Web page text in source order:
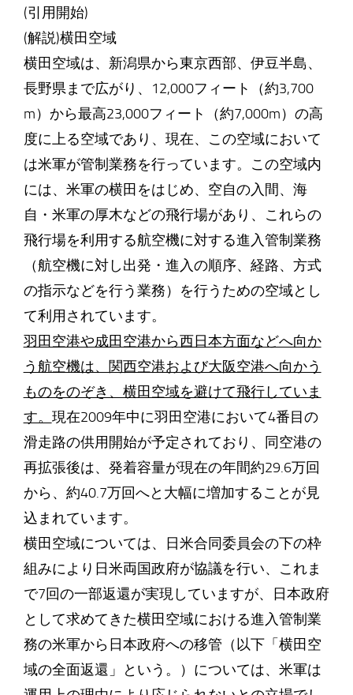
(引用開始)
(解説)横田空域
横田空域は、新潟県から東京西部、伊豆半島、
長野県まで広がり、12,000フィート（約3,700
m）から最高23,000フィート（約7,000m）の高
度に上る空域であり、現在、この空域において
は米軍が管制業務を行っています。この空域内
には、米軍の横田をはじめ、空自の入間、海
自・米軍の厚木などの飛行場があり、これらの
飛行場を利用する航空機に対する進入管制業務
（航空機に対し出発・進入の順序、経路、方式
の指示などを行う業務）を行うための空域とし
て利用されています。
羽田空港や成田空港から西日本方面などへ向か
う航空機は、関西空港および大阪空港へ向かう
ものをのぞき、横田空域を避けて飛行していま
す。 現在2009年中に羽田空港において4番目の
滑走路の供用開始が予定されており、同空港の
再拡張後は、発着容量が現在の年間約29.6万回
から、約40.7万回へと大幅に増加することが見
込まれています。
横田空域については、日米合同委員会の下の枠
組みにより日米両国政府が協議を行い、これま
で7回の一部返還が実現していますが、日本政府
として求めてきた横田空域における進入管制業
務の米軍から日本政府への移管（以下「横田空
域の全面返還」という。）については、米軍は